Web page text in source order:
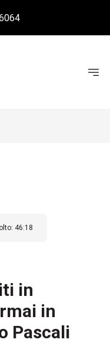
46:18
in
in
Pascali